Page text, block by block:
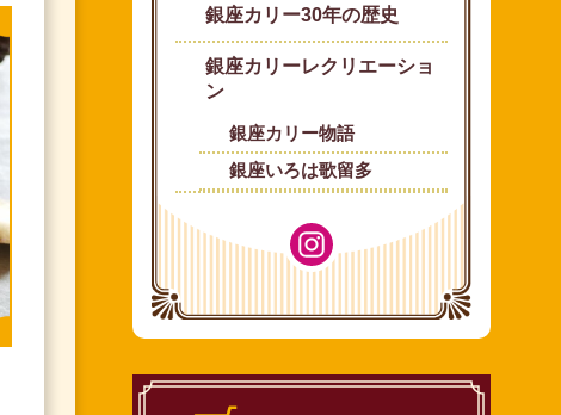
銀座カリー30年の歴史
銀座カリーレクリエーショ
ン
銀座カリー物語
銀座いろは歌留多